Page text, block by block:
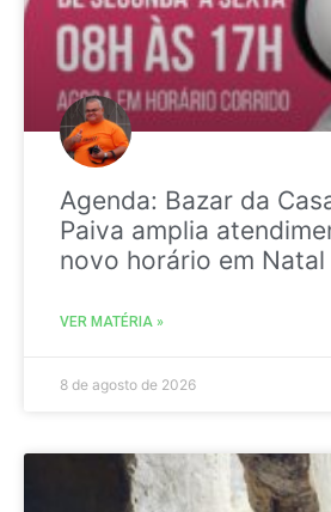
Agenda: Bazar da
Paiva amplia
novo horário em Natal
VER MATÉRIA »
8 de agosto de 2026